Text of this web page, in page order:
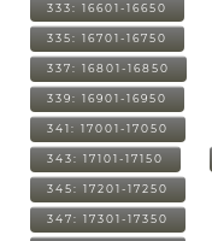
333: 16601-16650
335: 16701-16750
337: 16801-16850
339: 16901-16950
341: 17001-17050
343: 17101-17150
345: 17201-17250
347: 17301-17350